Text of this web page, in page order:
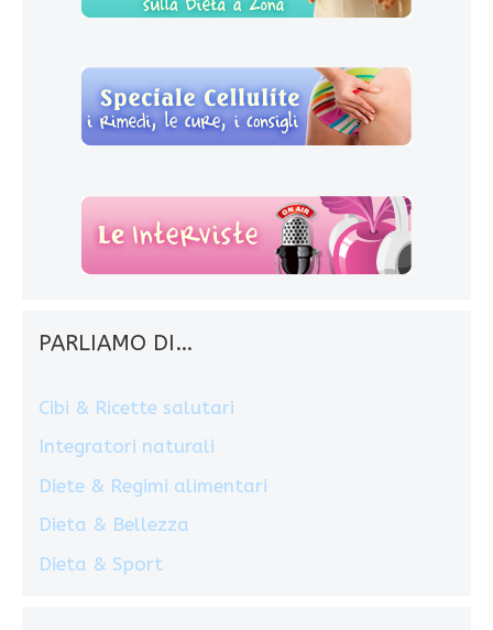
PARLIAMO DI…
Cibi & Ricette salutari
Integratori naturali
Diete & Regimi alimentari
Dieta & Bellezza
Dieta & Sport